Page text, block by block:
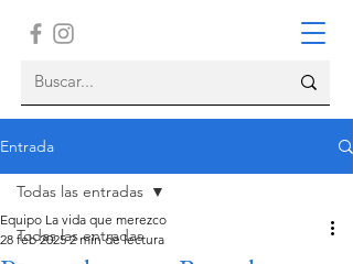
Entrada
Todas las entradas
Todas las entradas
Equipo La vida que merezco
28 feb 2025 2 min de lectura